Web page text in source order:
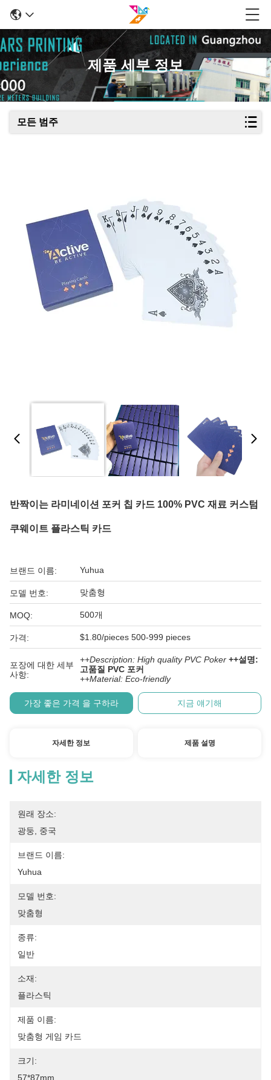
제품 세부 정보
모든 범주
반짝이는 라미네이션 포커 칩 카드 100% PVC 재료 커스텀
쿠웨이트 플라스틱 카드
브랜드 이름: Yuhua
모델 번호: 맞춤형
MOQ: 500개
가격: $1.80/pieces 500-999 pieces
포장에 대한 세부
사항:
++Description: High quality PVC Poker ++설명:
고품질 PVC 포커
++Material: Eco-friendly
가장 좋은 가격 을 구하라 지금 얘기해
자세한 정보 제품 설명
자세한 정보
원래 장소:
광둥, 중국
브랜드 이름:
Yuhua
모델 번호:
맞춤형
종류:
일반
소재:
플라스틱
제품 이름:
맞춤형 게임 카드
크기:
57*87mm